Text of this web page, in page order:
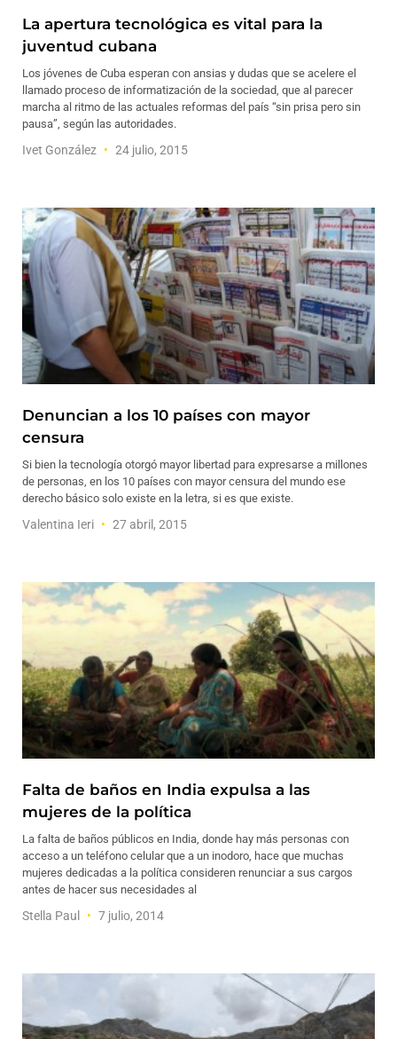
La apertura tecnológica es vital para la
juventud cubana
Los jóvenes de Cuba esperan con ansias y dudas que se acelere el
llamado proceso de informatización de la sociedad, que al parecer
marcha al ritmo de las actuales reformas del país “sin prisa pero sin
pausa”, según las autoridades.
Ivet González 24 julio, 2015
Denuncian a los 10 países con mayor
censura
Si bien la tecnología otorgó mayor libertad para expresarse a millones
de personas, en los 10 países con mayor censura del mundo ese
derecho básico solo existe en la letra, si es que existe.
Valentina Ieri 27 abril, 2015
Falta de baños en India expulsa a las
mujeres de la política
La falta de baños públicos en India, donde hay más personas con
acceso a un teléfono celular que a un inodoro, hace que muchas
mujeres dedicadas a la política consideren renunciar a sus cargos
antes de hacer sus necesidades al
Stella Paul 7 julio, 2014